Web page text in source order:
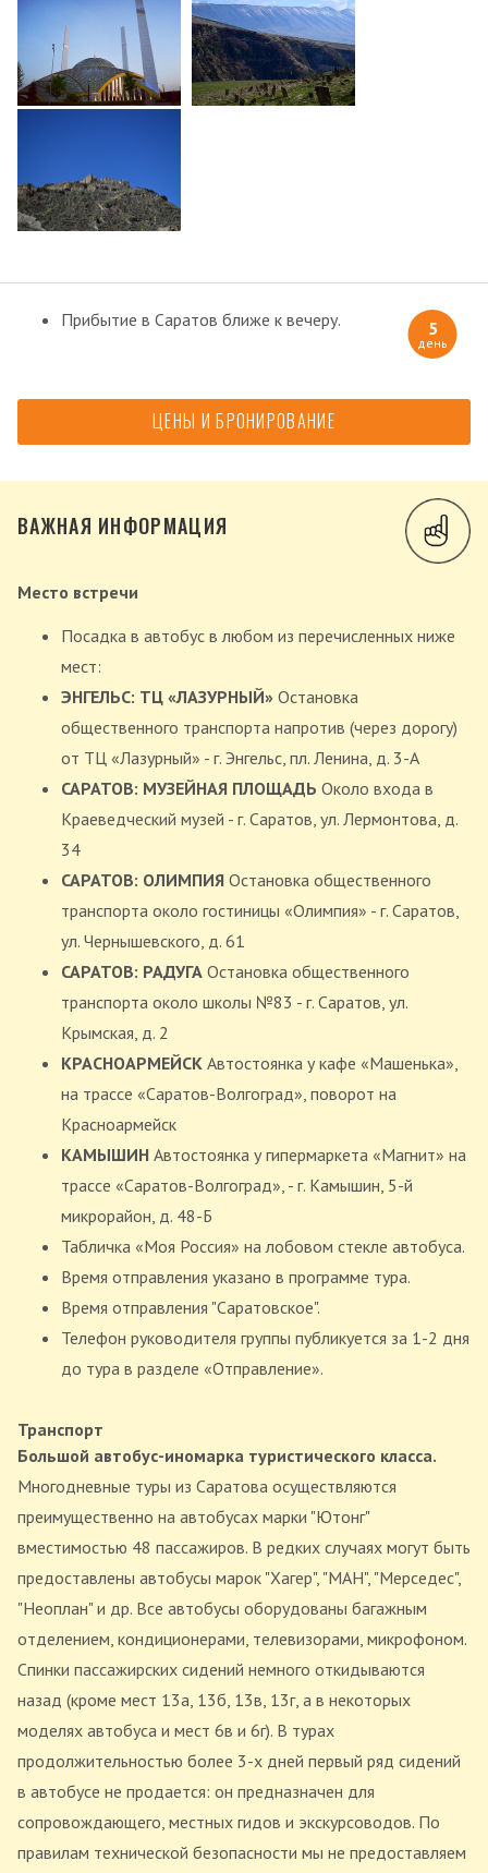
5
день
Прибытие в Саратов ближе к вечеру.
ЦЕНЫ И БРОНИРОВАНИЕ
ВАЖНАЯ ИНФОРМАЦИЯ
Место встречи
Посадка в автобус в любом из перечисленных ниже
мест:
ЭНГЕЛЬС: ТЦ «ЛАЗУРНЫЙ» Остановка
общественного транспорта напротив (через дорогу)
от ТЦ «Лазурный» - г. Энгельс, пл. Ленина, д. 3-А
САРАТОВ: МУЗЕЙНАЯ ПЛОЩАДЬ Около входа в
Краеведческий музей - г. Саратов, ул. Лермонтова, д.
34
САРАТОВ: ОЛИМПИЯ Остановка общественного
транспорта около гостиницы «Олимпия» - г. Саратов,
ул. Чернышевского, д. 61
САРАТОВ: РАДУГА Остановка общественного
транспорта около школы №83 - г. Саратов, ул.
Крымская, д. 2
КРАСНОАРМЕЙСК Автостоянка у кафе «Машенька»,
на трассе «Саратов-Волгоград», поворот на
Красноармейск
КАМЫШИН Автостоянка у гипермаркета «Магнит» на
трассе «Саратов-Волгоград», - г. Камышин, 5-й
микрорайон, д. 48-Б
Табличка «Моя Россия» на лобовом стекле автобуса.
Время отправления указано в программе тура.
Время отправления "Саратовское".
Телефон руководителя группы публикуется за 1-2 дня
до тура в разделе «Отправление».
Транспорт
Большой автобус-иномарка туристического класса.
Многодневные туры из Саратова осуществляются
преимущественно на автобусах марки "Ютонг"
вместимостью 48 пассажиров. В редких случаях могут быть
предоставлены автобусы марок "Хагер", "МАН", "Мерседес",
"Неоплан" и др. Все автобусы оборудованы багажным
отделением, кондиционерами, телевизорами, микрофоном.
Спинки пассажирских сидений немного откидываются
назад (кроме мест 13а, 13б, 13в, 13г, а в некоторых
моделях автобуса и мест 6в и 6г). В турах
продолжительностью более 3-х дней первый ряд сидений
в автобусе не продается: он предназначен для
сопровождающего, местных гидов и экскурсоводов. По
правилам технической безопасности мы не предоставляем